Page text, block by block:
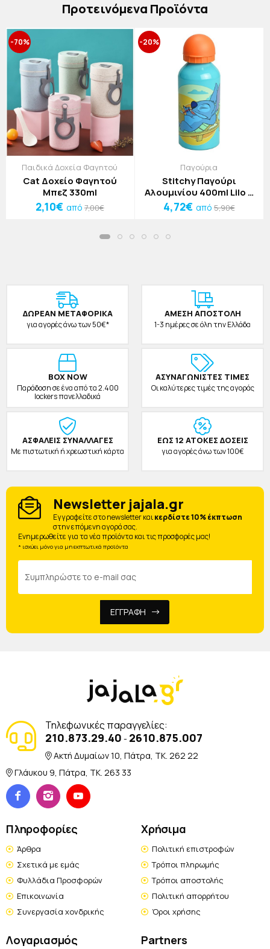
Πρoτεινόμενα Προϊόντα
-70%
Παιδικά Δοχεία Φαγητού
Cat Δοχείο Φαγητού
Μπεζ 330ml
2,10€ από 7,00€
-20%
Παγούρια
Stitchy Παγούρι
Αλουμινίου 400ml Lilo &
Stitch 17x6,5cm
4,72€ από 5,90€
ΔΩΡΕAΝ ΜΕΤΑΦΟΡΙΚΑ
για αγορές άνω των 50€*
ΑΜΕΣΗ ΑΠΟΣΤΟΛΗ
1-3 ημέρες σε όλη την Ελλάδα
BOX NOW
Παράδοση σε ένα από τα 2.400
lockers πανελλαδικά
ΑΣΥΝΑΓΩΝΙΣΤΕΣ ΤΙΜΕΣ
Οι καλύτερες τιμές της αγοράς
ΑΣΦΑΛΕΙΣ ΣΥΝΑΛΛΑΓΕΣ
Με πιστωτική ή χρεωστική κάρτα
ΕΩΣ 12 ΑΤΟΚΕΣ ΔΟΣΕΙΣ
για αγορές άνω των 100€
Newsletter jajala.gr
Eγγραφείτε στο newsletter καικερδίστε 10% έκπτωση
στην επόμενη αγορά σας.
Ενημερωθείτε για τα νέα προϊόντα και τις προσφορές μας!
* ισχύει μόνο για μη εκπτωτικά προϊόντα
ΕΓΓΡΑΦΗ
Τηλεφωνικές παραγγελίες:
210.873.29.40 - 2610.875.007
Ακτή Δυμαίων 10, Πάτρα, TK. 262 22
Γλάυκου 9, Πάτρα, TK. 263 33
Πληροφορίες
Άρθρα
Σχετικά με εμάς
Φυλλάδια Προσφορών
Επικοινωνία
Συνεργασία χονδρικής
Χρήσιμα
Πολιτική επιστροφών
Τρόποι πληρωμής
Τρόποι αποστολής
Πολιτική απορρήτου
Όροι χρήσης
Λογαριασμός Partners